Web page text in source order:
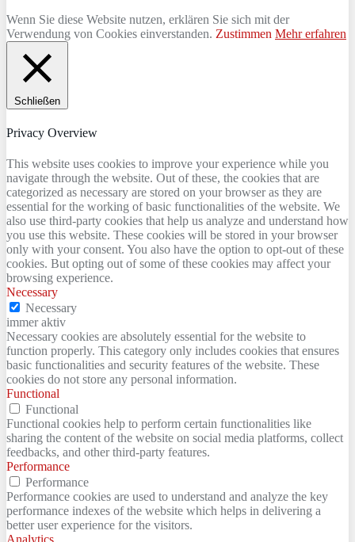
Wenn Sie diese Website nutzen, erklären Sie sich mit der
Verwendung von Cookies einverstanden. Zustimmen Mehr erfahren
Schließen
Privacy Overview
This website uses cookies to improve your experience while you
navigate through the website. Out of these, the cookies that are
categorized as necessary are stored on your browser as they are
essential for the working of basic functionalities of the website. We
also use third-party cookies that help us analyze and understand how
you use this website. These cookies will be stored in your browser
only with your consent. You also have the option to opt-out of these
cookies. But opting out of some of these cookies may affect your
browsing experience.
Necessary
Necessary
immer aktiv
Necessary cookies are absolutely essential for the website to
function properly. This category only includes cookies that ensures
basic functionalities and security features of the website. These
cookies do not store any personal information.
Functional
Functional
Functional cookies help to perform certain functionalities like
sharing the content of the website on social media platforms, collect
feedbacks, and other third-party features.
Performance
Performance
Performance cookies are used to understand and analyze the key
performance indexes of the website which helps in delivering a
better user experience for the visitors.